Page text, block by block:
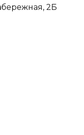
2Б